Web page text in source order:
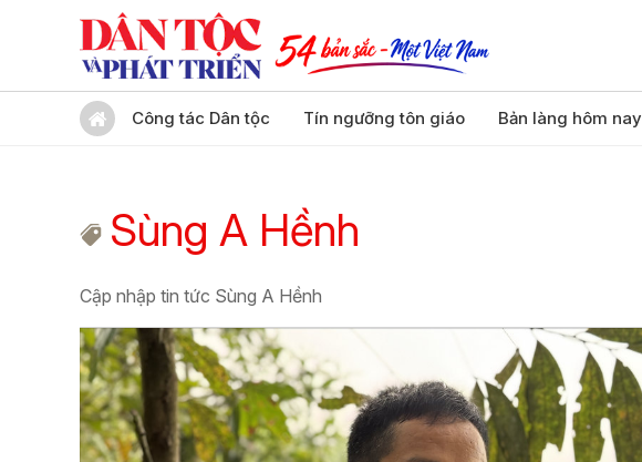
Công tác Dân tộc Tín ngưỡng tôn giáo Bản làng hôm nay
Sùng A Hềnh
Cập nhập tin tức Sùng A Hềnh